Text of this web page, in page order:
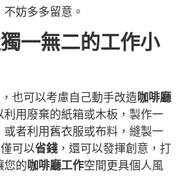
不妨多多留意。
一無二的工作小
也可以考慮自己動手改造咖啡廳
利用廢棄的紙箱或木板，製作一
或者利用舊衣服或布料，縫製一
可以省錢 ，還可以發揮創意，打
您的咖啡廳工作空間更具個人風